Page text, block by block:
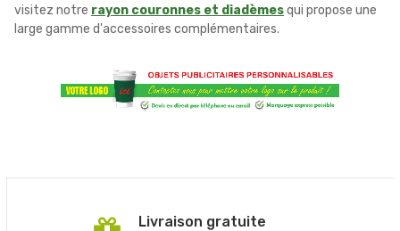
visitez notre rayon couronnes et diadèmesqui propose une
large gamme d'accessoires complémentaires.
Livraison gratuite